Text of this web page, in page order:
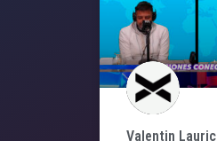
Valentin